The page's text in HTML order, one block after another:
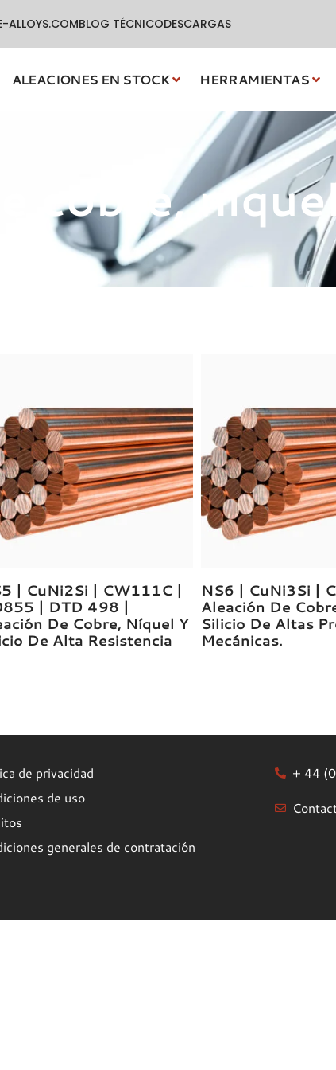
ALLOYS.COMBLOG TÉCNICODESCARGAS
ALEACIONES EN STOCK HERRAMIENTAS
cobre,
| CuNi2Si | CW111C |
| DTD 498 |
De Cobre, Níquel Y
De Alta Resistencia
NS6 | CuNi3Si |
Aleación De
Silicio De Altas
Mecánicas.
de privacidad
de uso
generales de contratación
+ 44